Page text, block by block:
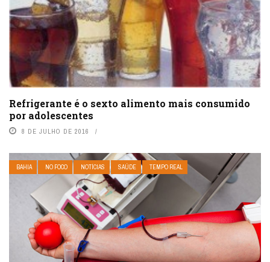
Refrigerante é o sexto alimento mais consumido
por adolescentes
8 DE JULHO DE 2016
BAHIA NO FOCO NOTÍCIAS SAÚDE TEMPO REAL